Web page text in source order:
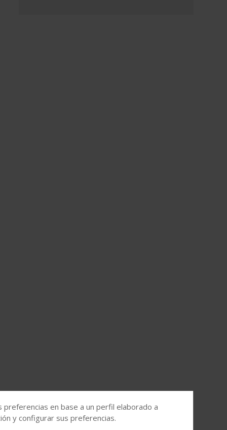
en base a un perfil elaborado a
y configurar sus preferencias.